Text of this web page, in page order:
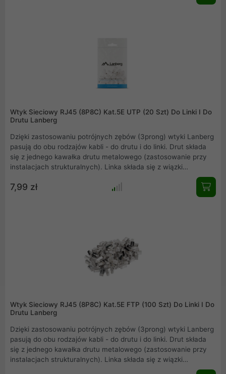
Wtyk Sieciowy RJ45 (8P8C) Kat.5E UTP (20 Szt) Do Linki I Do
Drutu Lanberg
Dzięki zastosowaniu potrójnych zębów (3prong) wtyki Lanberg
pasują do obu rodzajów kabli - do drutu i do linki. Drut składa
się z jednego kawałka drutu metalowego (zastosowanie przy
instalacjach strukturalnych). Linka składa się z wiązki
długości).
7,99 zł
Wtyk Sieciowy RJ45 (8P8C) Kat.5E FTP (100 Szt) Do Linki I Do
Drutu Lanberg
Dzięki zastosowaniu potrójnych zębów (3prong) wtyki Lanberg
pasują do obu rodzajów kabli - do drutu i do linki. Drut składa
się z jednego kawałka drutu metalowego (zastosowanie przy
instalacjach strukturalnych). Linka składa się z wiązki